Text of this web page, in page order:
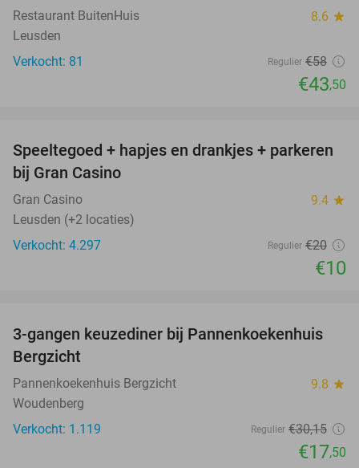
Restaurant BuitenHuis 8.6 star
Leusden
Verkocht: 81
Regulier €58
€43,50
50%
Speeltegoed + hapjes en drankjes + parkeren
bij Gran Casino
Gran Casino 9.4 star
Leusden (+2 locaties)
Verkocht: 4.297
Regulier €20
€10
42%
3-gangen keuzediner bij Pannenkoekenhuis
Bergzicht
Pannenkoekenhuis Bergzicht 9.8 star
Woudenberg
Verkocht: 1.119
Regulier €30,15
€17,50